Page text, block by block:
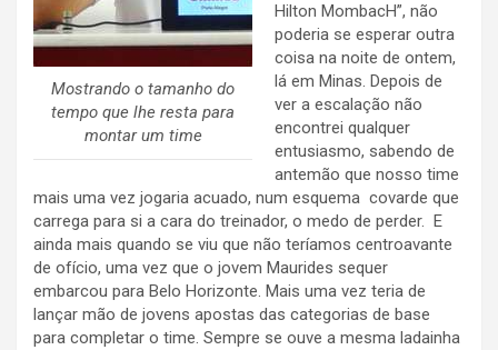
Mostrando o tamanho do
tempo que lhe resta para
montar um time
Hilton MombacH”, não
poderia se esperar outra
coisa na noite de ontem,
lá em Minas. Depois de
ver a escalação não
encontrei qualquer
entusiasmo, sabendo de
antemão que nosso time
mais uma vez jogaria acuado, num esquema covarde que
carrega para si a cara do treinador, o medo de perder. E
ainda mais quando se viu que não teríamos centroavante
de ofício, uma vez que o jovem Maurides sequer
embarcou para Belo Horizonte. Mais uma vez teria de
lançar mão de jovens apostas das categorias de base
para completar o time. Sempre se ouve a mesma ladainha